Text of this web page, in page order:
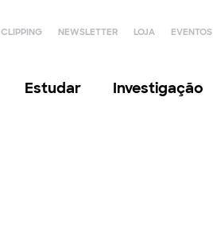
CLIPPING NEWSLETTER LOJA EVENTOS
Estudar Investigação